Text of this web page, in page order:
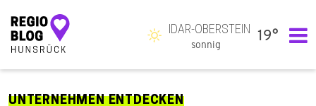
Hauptnavigation
IDAR-OBERSTEIN
sonnig
19°
UNTERNEHMEN ENTDECKEN